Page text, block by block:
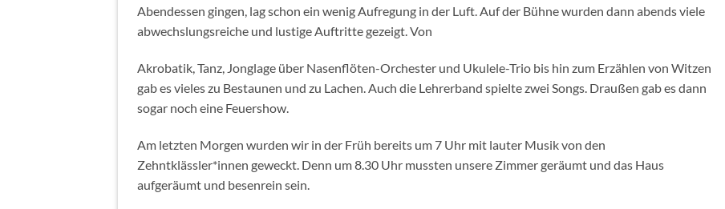
Abendessen gingen, lag schon ein wenig Aufregung in der Luft. Auf der Bühne wurden dann abends viele
abwechslungsreiche und lustige Auftritte gezeigt. Von
Akrobatik, Tanz, Jonglage über Nasenflöten-Orchester und Ukulele-Trio bis hin zum Erzählen von Witzen
gab es vieles zu Bestaunen und zu Lachen. Auch die Lehrerband spielte zwei Songs. Draußen gab es dann
sogar noch eine Feuershow.
Am letzten Morgen wurden wir in der Früh bereits um 7 Uhr mit lauter Musik von den
Zehntklässler*innen geweckt. Denn um 8.30 Uhr mussten unsere Zimmer geräumt und das Haus
aufgeräumt und besenrein sein.